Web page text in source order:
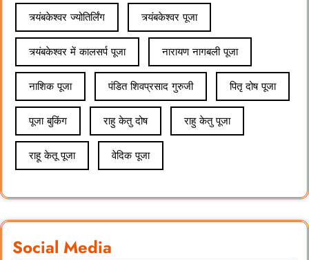
त्र्यंबकेश्वर ज्योतिर्लिंग त्र्यंबकेश्वर पूजा
त्र्यंबकेश्वर में कालसर्प पूजा नारायण नागबली पूजा
नाशिक पूजा पंडित शिवप्रसाद गुरुजी पितृ दोष पूजा
पूजा बुकिंग राहु केतु दोष राहु केतु पूजा
राहू केतू पूजा वेदिक पूजा
Social Media